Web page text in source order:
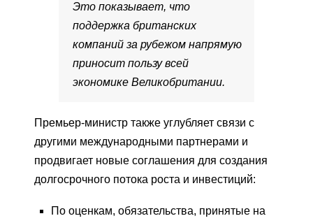
Это показывает, что
поддержка британских
компаний за рубежом напрямую
приносит пользу всей
экономике Великобритании.
Премьер-министр также углубляет связи с
другими международными партнерами и
продвигает новые соглашения для создания
долгосрочного потока роста и инвестиций:
По оценкам, обязательства, принятые на